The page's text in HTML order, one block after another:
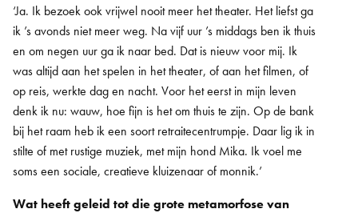
‘Ja. Ik bezoek ook vrijwel nooit meer het theater. Het liefst ga
ik ’s avonds niet meer weg. Na vijf uur ’s middags ben ik thuis
en om negen uur ga ik naar bed. Dat is nieuw voor mij. Ik
was altijd aan het spelen in het theater, of aan het filmen, of
op reis, werkte dag en nacht. Voor het eerst in mijn leven
denk ik nu: wauw, hoe fijn is het om thuis te zijn. Op de bank
bij het raam heb ik een soort retraitecentrumpje. Daar lig ik in
stilte of met rustige muziek, met mijn hond Mika. Ik voel me
soms een sociale, creatieve kluizenaar of monnik.’
Wat heeft geleid tot die grote metamorfose van